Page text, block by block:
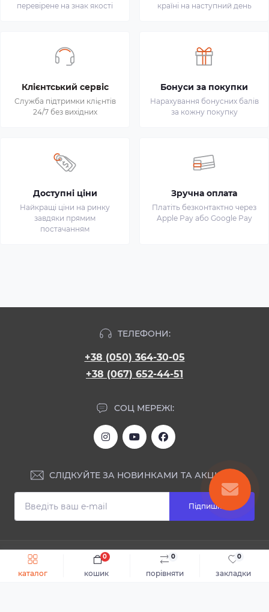
каталог порівняти
0
закладки
0
кошик
0
Швидке замовлення До кошика
перевірене на знак якості
країні на наступний день
Клієнтський сервіс
Служба підтримки клієнтів
24/7 без вихідних
Бонуси за покупки
Нарахування бонусних балів
за кожну покупку
Доступні ціни
Найкращі ціни на ринку
завдяки прямим
постачанням
Зручна оплата
Платіть безконтактно через
Apple Pay або Google Pay
ТЕЛЕФОНИ:
+38 (050) 364-30-05
+38 (067) 652-44-51
СОЦ МЕРЕЖІ:
СЛІДКУЙТЕ ЗА НОВИНКАМИ ТА АКЦІЯМИ:
Підпишіться
ІНФОРМАЦІЯ